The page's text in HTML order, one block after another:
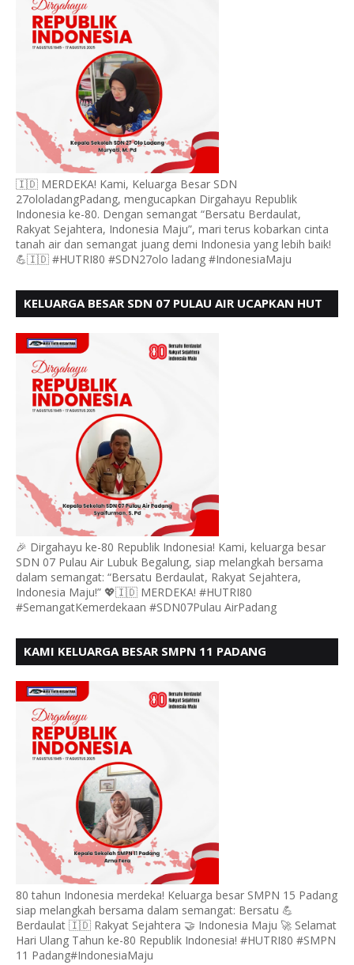
🇮🇩 MERDEKA! Kami, Keluarga Besar SDN
27ololadangPadang, mengucapkan Dirgahayu Republik
Indonesia ke-80. Dengan semangat “Bersatu Berdaulat,
Rakyat Sejahtera, Indonesia Maju”, mari terus kobarkan cinta
tanah air dan semangat juang demi Indonesia yang lebih baik!
💪🇮🇩 #HUTRI80 #SDN27olo ladang #IndonesiaMaju
KELUARGA BESAR SDN 07 PULAU AIR UCAPKAN HUT
🎉 Dirgahayu ke-80 Republik Indonesia! Kami, keluarga besar
SDN 07 Pulau Air Lubuk Begalung, siap melangkah bersama
dalam semangat: “Bersatu Berdaulat, Rakyat Sejahtera,
Indonesia Maju!” 💖🇮🇩 MERDEKA! #HUTRI80
#SemangatKemerdekaan #SDN07Pulau AirPadang
KAMI KELUARGA BESAR SMPN 11 PADANG
BERDAULAT
80 tahun Indonesia merdeka! Keluarga besar SMPN 15 Padang
siap melangkah bersama dalam semangat: Bersatu 💪
Berdaulat 🇮🇩 Rakyat Sejahtera 🤝 Indonesia Maju 🚀 Selamat
Hari Ulang Tahun ke-80 Republik Indonesia! #HUTRI80 #SMPN
11 Padang#IndonesiaMaju